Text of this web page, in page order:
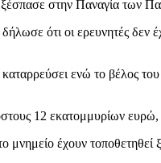
ξέσπασε στην Παναγία των
ότι οι ερευνητές
καταρρεύσει ενώ το
12 εκατομμυρίων
έχουν